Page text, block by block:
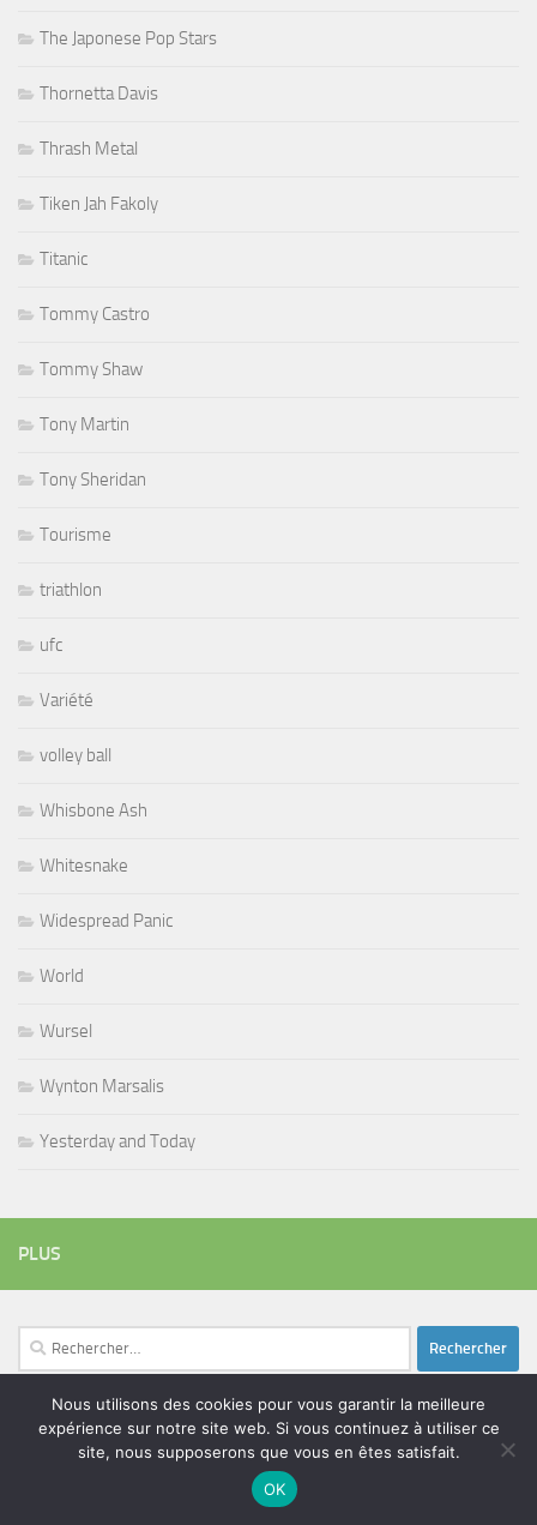
The Japonese Pop Stars
Thornetta Davis
Thrash Metal
Tiken Jah Fakoly
Titanic
Tommy Castro
Tommy Shaw
Tony Martin
Tony Sheridan
Tourisme
triathlon
ufc
Variété
volley ball
Whisbone Ash
Whitesnake
Widespread Panic
World
Wursel
Wynton Marsalis
Yesterday and Today
PLUS
Rechercher :
ÉTIQUETTES
batteurbeatles
Nous utilisons des cookies pour vous garantir la meilleure
expérience sur notre site web. Si vous continuez à utiliser ce
site, nous supposerons que vous en êtes satisfait.
OK